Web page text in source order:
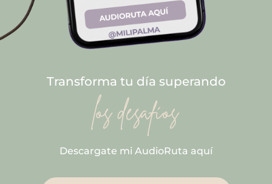
Transforma tu día superando
los desafíos
Descargate mi AudioRuta aquí